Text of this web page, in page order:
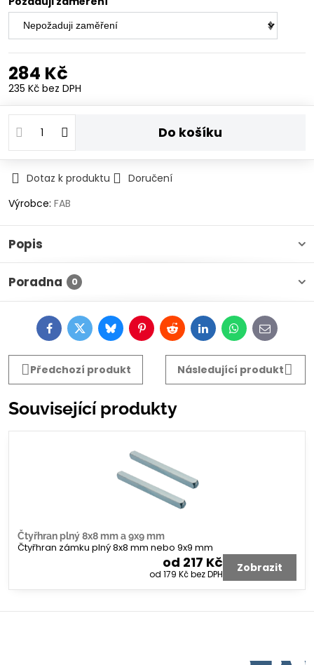
284 Kč
235 Kč bez DPH
Do košíku
Dotaz k produktu
Doručení
Výrobce: FAB
Popis
Poradna 0
FacebookTwitterBlueskyPinterestRedditLinkedInWhatsApp
E-
mail
Předchozí produkt
Následující produkt
Související produkty
Čtyřhran plný 8x8 mm a 9x9 mm
Čtyřhran zámku plný 8x8 mm nebo 9x9 mm
od 217 Kč
od 179 Kčbez DPH Zobrazit